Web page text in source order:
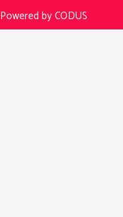
Powered by CODUS